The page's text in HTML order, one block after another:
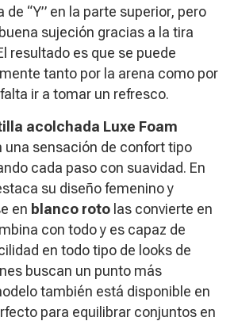
de “Y” en la parte superior, pero
sujeción gracias a la tira
resultado es que se puede
tanto por la arena como por
ir a tomar un refresco.
acolchada Luxe Foam
una sensación de confort tipo
cada paso con suavidad. En
su diseño femenino y
en blanco roto las convierte en
con todo y es capaz de
en todo tipo de looks de
buscan un punto más
también está disponible en
para equilibrar conjuntos en